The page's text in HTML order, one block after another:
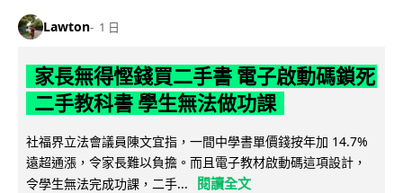
Lawton 1 日
家長無得慳錢買二手書 電子啟動碼鎖死
二手教科書 學生無法做功課
社福界立法會議員陳文宜指，一間中學書單價錢按年加 14.7%
遠超通漲，令家長難以負擔。而且電子教材啟動碼這項設計，
令學生無法完成功課，二手...
閱讀全文